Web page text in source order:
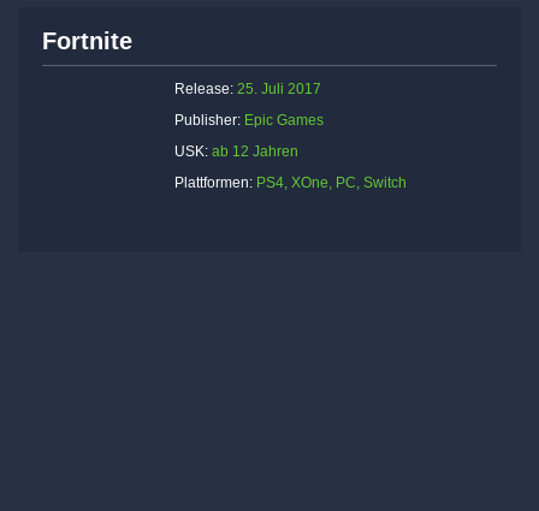
Fortnite
Release: 25. Juli 2017
Publisher: Epic Games
USK: ab 12 Jahren
Plattformen: PS4, XOne, PC, Switch